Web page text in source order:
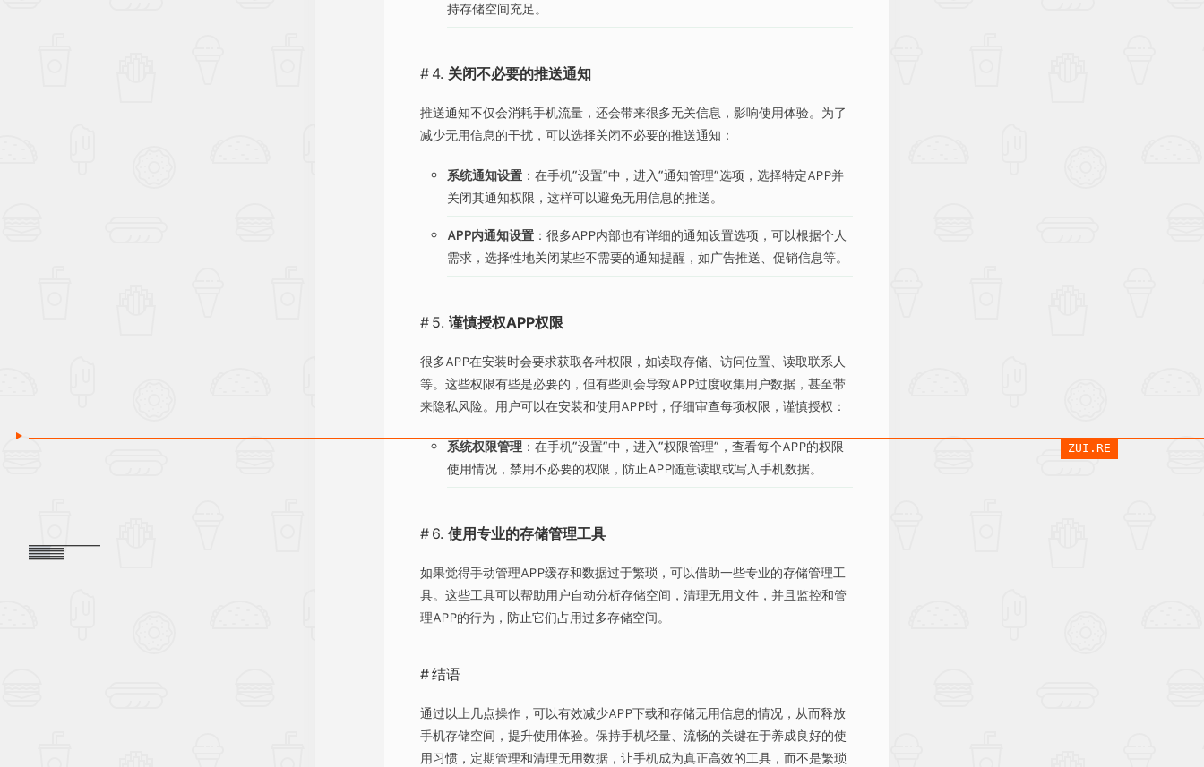
持存储空间充足。
4. 关闭不必要的推送通知
推送通知不仅会消耗手机流量，还会带来很多无关信息，影响使用体验。为了
减少无用信息的干扰，可以选择关闭不必要的推送通知：
系统通知设置：在手机“设置”中，进入“通知管理”选项，选择特定APP并
关闭其通知权限，这样可以避免无用信息的推送。
APP内通知设置：很多APP内部也有详细的通知设置选项，可以根据个人
需求，选择性地关闭某些不需要的通知提醒，如广告推送、促销信息等。
5. 谨慎授权APP权限
很多APP在安装时会要求获取各种权限，如读取存储、访问位置、读取联系人
等。这些权限有些是必要的，但有些则会导致APP过度收集用户数据，甚至带
来隐私风险。用户可以在安装和使用APP时，仔细审查每项权限，谨慎授权：
系统权限管理：在手机“设置”中，进入“权限管理”，查看每个APP的权限
使用情况，禁用不必要的权限，防止APP随意读取或写入手机数据。
6. 使用专业的存储管理工具
如果觉得手动管理APP缓存和数据过于繁琐，可以借助一些专业的存储管理工
具。这些工具可以帮助用户自动分析存储空间，清理无用文件，并且监控和管
理APP的行为，防止它们占用过多存储空间。
结语
通过以上几点操作，可以有效减少APP下载和存储无用信息的情况，从而释放
手机存储空间，提升使用体验。保持手机轻量、流畅的关键在于养成良好的使
用习惯，定期管理和清理无用数据，让手机成为真正高效的工具，而不是繁琐
ZUI.RE